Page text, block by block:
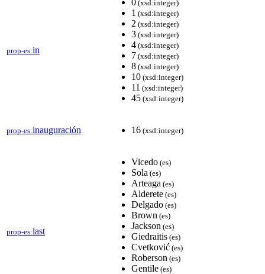
prop-es:in
(xsd:integer)
1 (xsd:integer)
2 (xsd:integer)
3 (xsd:integer)
4 (xsd:integer)
7 (xsd:integer)
8 (xsd:integer)
10 (xsd:integer)
11 (xsd:integer)
45 (xsd:integer)
prop-es:inauguración 16 (xsd:integer)
prop-es:last
Vicedo (es)
Sola (es)
Arteaga (es)
Alderete (es)
Delgado (es)
Brown (es)
Jackson (es)
Giedraitis (es)
Cvetković (es)
Roberson (es)
Gentile (es)